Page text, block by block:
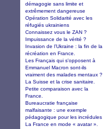
démagogie sans limite et
extrêmement dangereuse
Opération Solidarité avec les
réfugiés ukrainiens
Connaissez vous le ZAN ?
Impuissance de la vérité ?
Invasion de l’Ukraine : la fin de la
récréation en France.
Les Français qui s'opposent à
Emmanuel Macron sont-ils
vraiment des malades mentaux ?
La Suisse et la crise sanitaire.
Petite comparaison avec la
France.
Bureaucratie française
malfaisante : une exemple
pédagogique pour les incrédules
La France en mode « avatar ».